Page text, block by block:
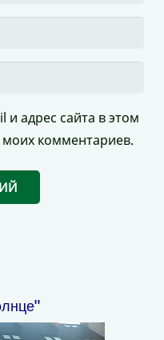
адрес сайта в этом
комментариев.